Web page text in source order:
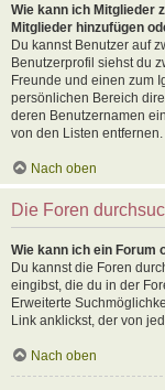
Wie kann ich Mitglieder
Mitglieder hinzufügen
Du kannst Benutzer auf
Benutzerprofil siehst du
Freunde und einen zum
persönlichen Bereich
deren Benutzernamen
von den Listen entfernen.
Nach oben
Die Foren
Wie kann ich ein Forum
Du kannst die Foren
eingibst, die du in der
Erweiterte
Link anklickst, der von
Nach oben